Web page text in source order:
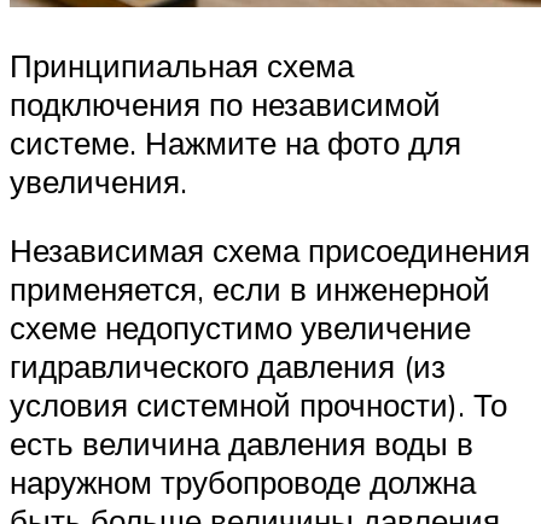
Принципиальная схема
подключения по независимой
системе. Нажмите на фото для
увеличения.
Независимая схема присоединения
применяется, если в инженерной
схеме недопустимо увеличение
гидравлического давления (из
условия системной прочности). То
есть величина давления воды в
наружном трубопроводе должна